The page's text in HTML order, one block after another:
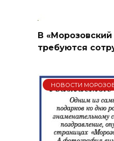
В «Морозовский
требуются
НОВОСТИ